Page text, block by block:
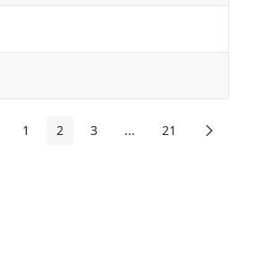
頁面
1 頁面
2 頁面
3 ...中間頁面頁面
21 下頁